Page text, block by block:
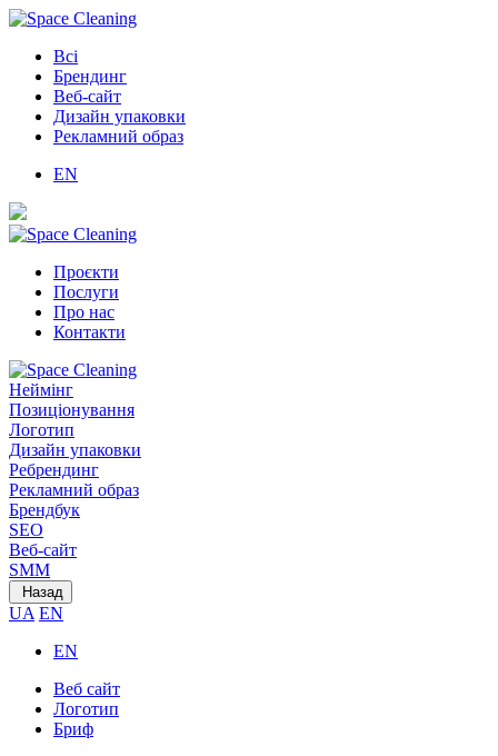
Всі
Брендинг
Веб-сайт
Дизайн упаковки
Рекламний образ
EN
Проєкти
Послуги
Про нас
Контакти
Неймінг
Позиціонування
Логотип
Дизайн упаковки
Ребрендинг
Рекламний образ
Брендбук
SEO
Веб-сайт
SMM
Назад
UA EN
EN
Веб сайт
Логотип
Бриф